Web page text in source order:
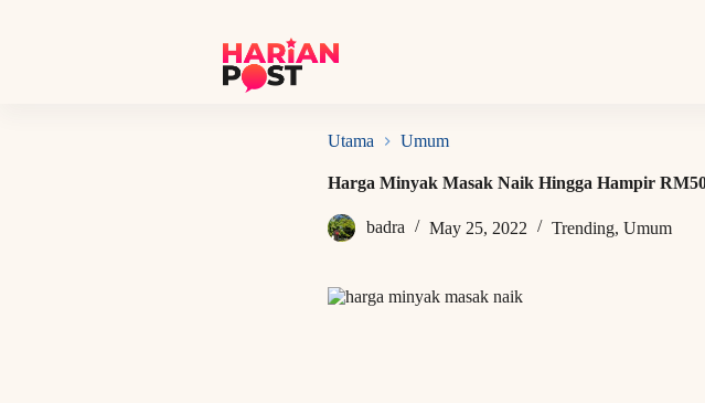
Utama Umum
Harga Minyak Masak Naik Hingga Hampir
badra May 25, 2022 Trending, Umum